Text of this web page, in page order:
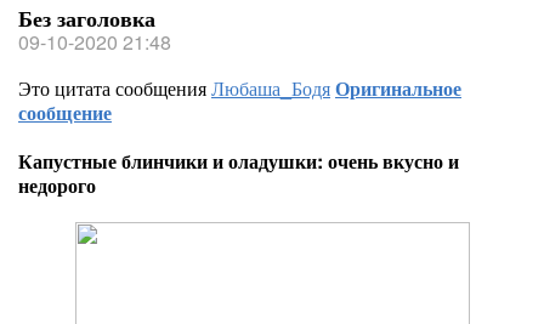
Без заголовка
09-10-2020 21:48
Это цитата сообщенияЛюбаша_БодяОригинальное
сообщение
Капустные блинчики и оладушки: очень вкусно и
недорого